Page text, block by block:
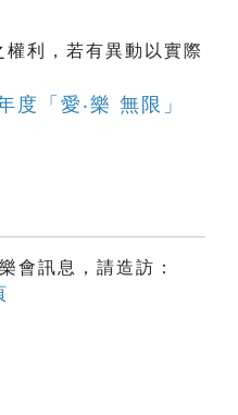
利，若有異動以實際
度「愛‧樂 無限」
會訊息，請造訪：